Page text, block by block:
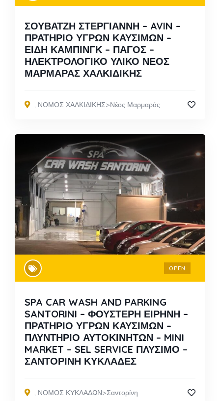
ΣΟΥΒΑΤΖΗ ΣΤΕΡΓΙΑΝΝΗ – AVIN –
ΠΡΑΤΗΡΙΟ ΥΓΡΩΝ ΚΑΥΣΙΜΩΝ –
ΕΙΔΗ ΚΑΜΠΙΝΓΚ – ΠΑΓΟΣ –
ΗΛΕΚΤΡΟΛΟΓΙΚΟ ΥΛΙΚΟ ΝΕΟΣ
ΜΑΡΜΑΡΑΣ ΧΑΛΚΙΔΙΚΗΣ
, ΝΟΜΟΣ ΧΑΛΚΙΔΙΚΗΣ>Νέος Μαρμαράς
OPEN
SPA CAR WASH AND PARKING
SANTORINI – ΦΟΥΣΤΕΡΗ ΕΙΡΗΝΗ –
ΠΡΑΤΗΡΙΟ ΥΓΡΩΝ ΚΑΥΣΙΜΩΝ –
ΠΛΥΝΤΗΡΙΟ ΑΥΤΟΚΙΝΗΤΩΝ – MINI
MARKET – SEL SERVICE ΠΛΥΣΙΜΟ –
ΣΑΝΤΟΡΙΝΗ ΚΥΚΛΑΔΕΣ
ΝΟΜΟΣ ΚΥΚΛΑΔΩΝ>Σαντορίνη